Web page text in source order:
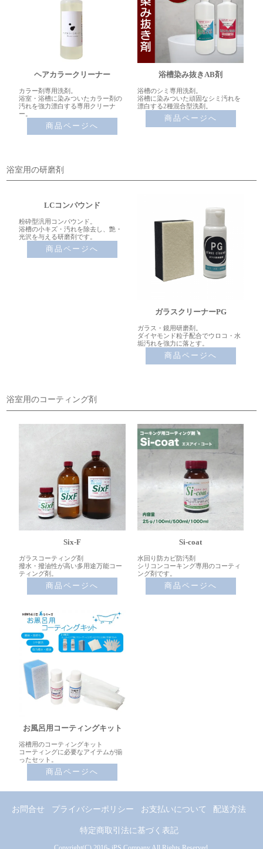
ヘアカラークリーナー
カラー剤専用洗剤。
浴室・浴槽に染みついたカラー剤の
汚れを強力漂白する専用クリーナ
ー。
商品ページへ
浴槽染み抜きAB剤
浴槽のシミ専用洗剤。
浴槽に染みついた頑固なシミ汚れを
漂白する2種混合型洗剤。
商品ページへ
浴室用の研磨剤
LCコンパウンド
粉砕型汎用コンパウンド。
浴槽の小キズ・汚れを除去し、艶・
光沢を与える研磨剤です。
商品ページへ
ガラスクリーナーPG
ガラス・鏡用研磨剤。
ダイヤモンド粒子配合でウロコ・水
垢汚れを強力に落とす。
商品ページへ
浴室用のコーティング剤
Six-F
ガラスコーティング剤
撥水・撥油性が高い多用途万能コー
ティング剤。
商品ページへ
Si-coat
水回り防カビ防汚剤
シリコンコーキング専用のコーティ
ング剤です。
商品ページへ
お風呂用コーティングキット
浴槽用のコーティングキット
コーティングに必要なアイテムが揃
ったセット。
商品ページへ
お問合せ プライバシーポリシー お支払いについて 配送方法
特定商取引法に基づく表記